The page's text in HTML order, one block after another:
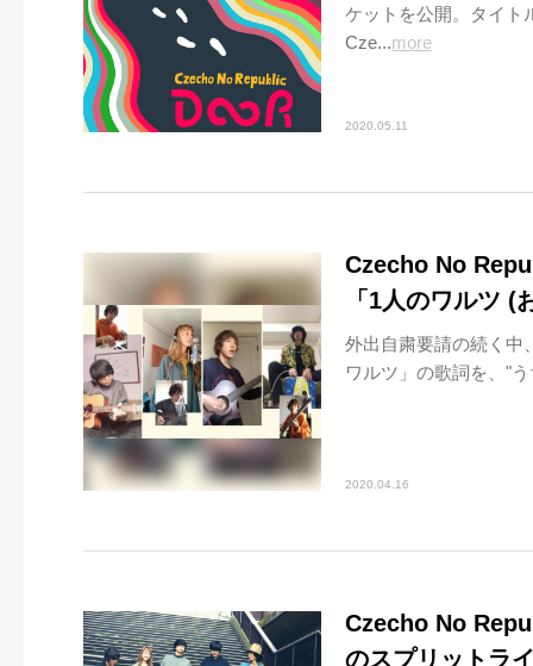
ケットを公開。タイト
Cze...more
2020.05.11
Czecho No
「1人のワルツ
外出自粛要請の続く中
ワルツ」の歌詞を、"
2020.04.16
Czecho No
のスプリットラ